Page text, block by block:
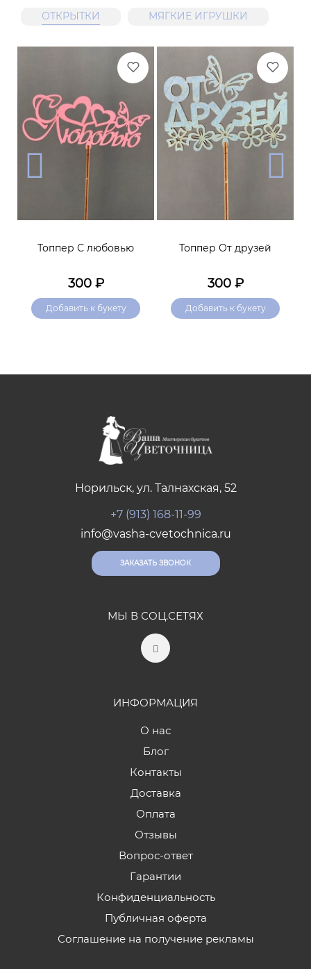
ОТКРЫТКИ МЯГКИЕ ИГРУШКИ
Топпер С любовью
300₽
Добавить к букету
Топпер От друзей
300₽
Добавить к букету
Норильск, ул. Талнахская, 52
+7 (913) 168-11-99
info@vasha-cvetochnica.ru
ЗАКАЗАТЬ ЗВОНОК
МЫ В СОЦ.СЕТЯХ
ИНФОРМАЦИЯ
О нас
Блог
Контакты
Доставка
Оплата
Отзывы
Вопрос-ответ
Гарантии
Конфиденциальность
Публичная оферта
Соглашение на получение рекламы